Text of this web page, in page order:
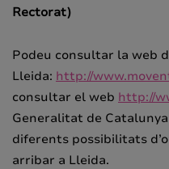
Rectorat)
Podeu consultar la web
Lleida: http://
consultar el web http://
Generalitat de
diferents possibilitats
arribar a Lleida.